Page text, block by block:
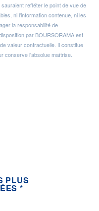
refléter le point de vue de
ni l'information contenue, ni les
la responsabilité de
par BOURSORAMA est
valeur contractuelle. Il constitue
conserve l'absolue maîtrise.
PLUS
*